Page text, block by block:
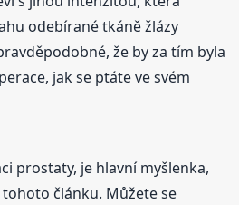
odebírané tkáně žlázy
že by za tím byla
jak se ptáte ve svém
prostaty, je hlavní myšlenka,
článku. Můžete se